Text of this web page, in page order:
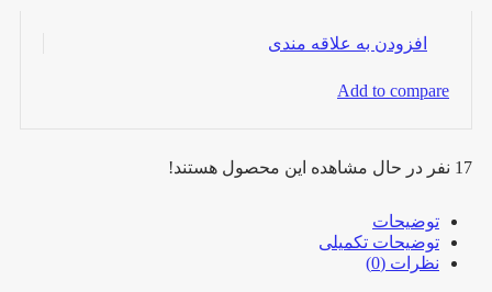
افزودن به علاقه مندی
Add to compare
17 نفر در حال مشاهده این محصول هستند!
توضیحات
توضیحات تکمیلی
نظرات (0)